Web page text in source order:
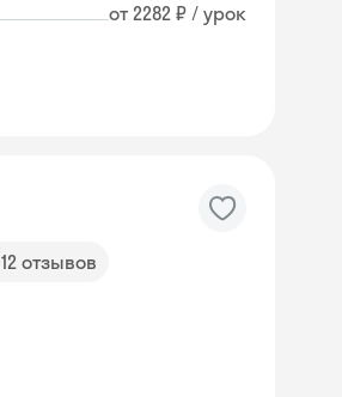
от 2282 ₽ / урок
12 отзывов